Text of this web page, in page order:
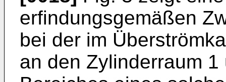
erfindungsgemäßen
bei der im
an den Zylinderraum